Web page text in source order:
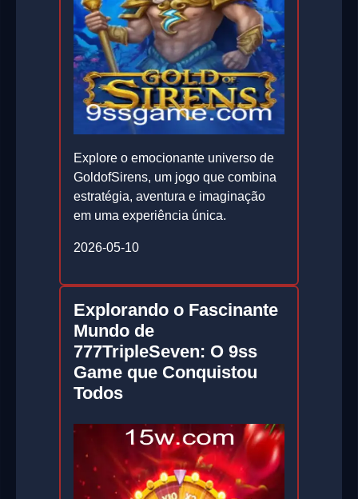
Explore o emocionante universo de
GoldofSirens, um jogo que combina
estratégia, aventura e imaginação
em uma experiência única.
2026-05-10
Explorando o Fascinante
Mundo de
777TripleSeven: O 9ss
Game que Conquistou
Todos